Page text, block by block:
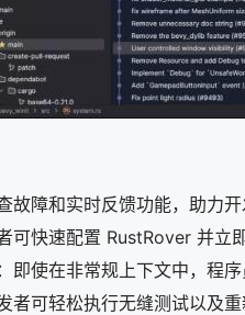
故障和实时反馈功能，助力开
可快速配置 RustRover 并立
即使在非常规上下文中，程
者可轻松执行无缝测试以及